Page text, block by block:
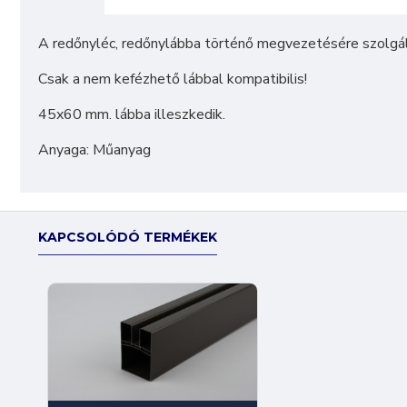
A redőnyléc, redőnylábba történő megvezetésére
Csak a nem kefézhető lábbal kompatibilis!
45x60 mm. lábba illeszkedik.
Anyaga: Műanyag
KAPCSOLÓDÓ TERMÉKEK